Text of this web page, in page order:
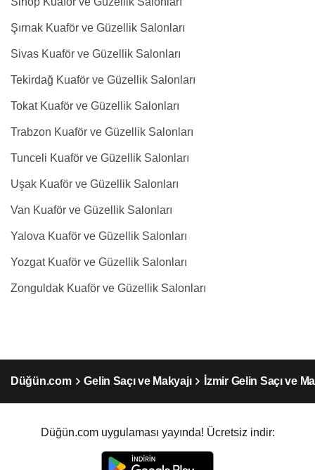
Şırnak Kuaför ve Güzellik Salonları
Sivas Kuaför ve Güzellik Salonları
Tekirdağ Kuaför ve Güzellik Salonları
Tokat Kuaför ve Güzellik Salonları
Trabzon Kuaför ve Güzellik Salonları
Tunceli Kuaför ve Güzellik Salonları
Uşak Kuaför ve Güzellik Salonları
Van Kuaför ve Güzellik Salonları
Yalova Kuaför ve Güzellik Salonları
Yozgat Kuaför ve Güzellik Salonları
Zonguldak Kuaför ve Güzellik Salonları
Düğün.com Gelin Saçı ve Makyajı İzmir Gelin Saçı ve
Düğün.com uygulaması yayında! Ücretsiz indir: